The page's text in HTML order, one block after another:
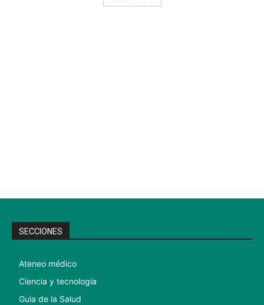
SECCIONES
Ateneo médico
Ciencia y tecnología
Guia de la Salud